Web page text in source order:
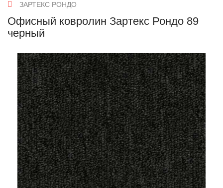
ЗАРТЕКС РОНДО
Офисный ковролин Зартекс Рондо 89
черный